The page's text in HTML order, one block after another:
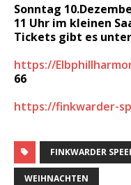
Sonntag
11 Uhr im kleinen
Tickets gibt es
https://
66
https://finkwarder-
FINKWARDER
WEIHNACHTEN